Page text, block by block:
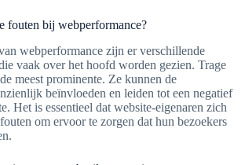
fouten bij webperformance?
webperformance zijn er verschillende
vaak over het hoofd worden gezien. Trage
meest prominente. Ze kunnen de
beïnvloeden en leiden tot een negatief
Het is essentieel dat website-eigenaren zich
om ervoor te zorgen dat hun bezoekers